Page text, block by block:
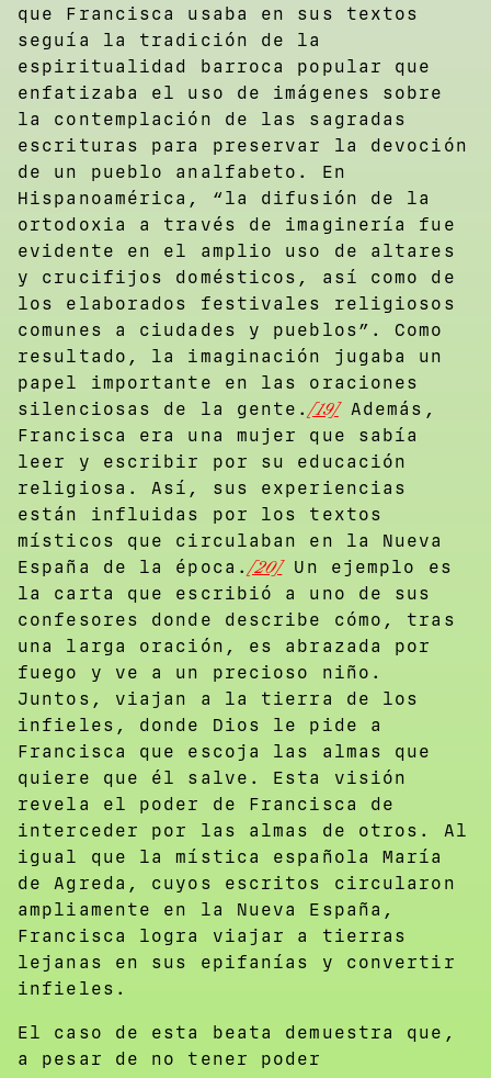
que Francisca usaba en sus textos
seguía la tradición de la
espiritualidad barroca popular que
enfatizaba el uso de imágenes sobre
la contemplación de las sagradas
escrituras para preservar la devoción
de un pueblo analfabeto. En
Hispanoamérica, “la difusión de la
ortodoxia a través de imaginería fue
evidente en el amplio uso de altares
y crucifijos domésticos, así como de
los elaborados festivales religiosos
comunes a ciudades y pueblos”. Como
resultado, la imaginación jugaba un
papel importante en las oraciones
silenciosas de la gente.[19]Además,
Francisca era una mujer que sabía
leer y escribir por su educación
religiosa. Así, sus experiencias
están influidas por los textos
místicos que circulaban en la Nueva
España de la época.[20]Un ejemplo es
la carta que escribió a uno de sus
confesores donde describe cómo, tras
una larga oración, es abrazada por
fuego y ve a un precioso niño.
Juntos, viajan a la tierra de los
infieles, donde Dios le pide a
Francisca que escoja las almas que
quiere que él salve. Esta visión
revela el poder de Francisca de
interceder por las almas de otros. Al
igual que la mística española María
de Agreda, cuyos escritos circularon
ampliamente en la Nueva España,
Francisca logra viajar a tierras
lejanas en sus epifanías y convertir
infieles.
El caso de esta beata demuestra que,
a pesar de no tener poder